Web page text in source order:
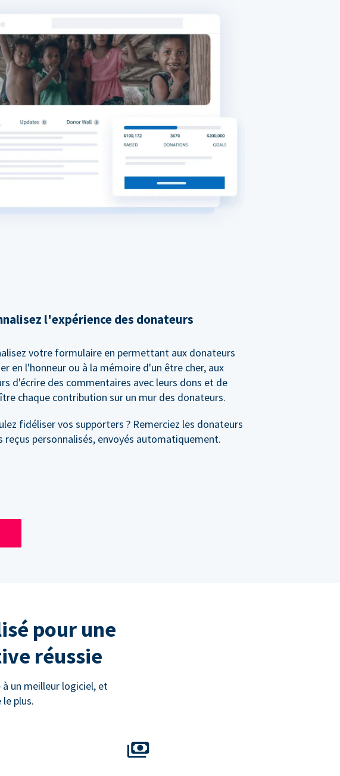
l'expérience des donateurs
votre formulaire en permettant aux donateurs
en l'honneur ou à la mémoire d'un être cher, aux
d'écrire des commentaires avec leurs dons et de
chaque contribution sur un mur des donateurs.
fidéliser vos supporters ? Remerciez les donateurs
reçus personnalisés, envoyés automatiquement.
pour une
réussie
un meilleur logiciel, et
plus.